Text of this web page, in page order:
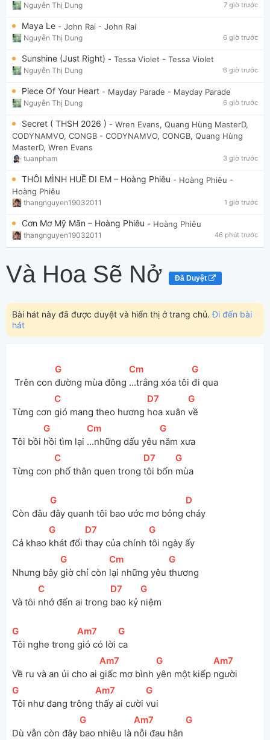
Nguyễn Thị Dung 7 giờ trước
Maya Le - John Rai - John Rai
Nguyễn Thị Dung 6 giờ trước
Sunshine (Just Right) - Tessa Violet - Tessa Violet
Nguyễn Thị Dung 6 giờ trước
Piece Of Your Heart - Mayday Parade - Mayday Parade
Nguyễn Thị Dung 6 giờ trước
Secret ( THSH 2026 ) - Wren Evans, Quang Hùng MasterD,
CODYNAMVO, CONGB - CODYNAMVO, CONGB, Quang Hùng
MasterD, Wren Evans
tuanpham 3 giờ trước
THÔI MÌNH HUỀ ĐI EM – Hoàng Phiêu - Hoàng Phiêu -
Hoàng Phiêu
thangnguyen19032011 1 giờ trước
Cơn Mơ Mỹ Mãn – Hoàng Phiêu - Hoàng Phiêu
thangnguyen19032011 46 phút trước
Và Hoa Sẽ Nở Đã Duyệt
Bài hát này đã được duyệt và hiển thị ở trang chủ.Đi đến bài
hát
Trên con
[
G
đường mùa đông
[
Cm
...trắng xóa tôi
[
G
đi qua
Từng cơn
[
C
gió mang theo hương
[D7
hoa xuân
[
G
về
Tôi bồi
[
G
hồi tìm lại
[
Cm
...những dấu yêu
[
G
năm xưa
Từng con
[
C
phố thân quen trong
[D7
tôi bốn
[
G
mùa
Còn đâu
[
G
đây quanh tôi bao ước mơ bỏng
[D
cháy
Cả khao
[
G
khát đổi
[D7
thay của chính
[
G
tôi ngày ấy
Nhưng bây
[
G
giờ chỉ còn
[
Cm
lại những yêu
[
G
thương
Và tôi
[
C
nhớ đến ai trong
[D7
bao kỷ
[
G
niệm
[
G
Tôi nghe trong
[
Am7
gió có lời
[
G
ca
Về ru và an ủi cho ai
[
Am7
giấc mơ bình
[
G
yên một kiếp
[
Am7
người
[
G
Tôi như đang trông
[
Am7
thấy ai cười
[
G
vui
Dù vẫn còn đây
[
G
bao nhiêu là
[
Am7
nỗi đau hằn
[
G